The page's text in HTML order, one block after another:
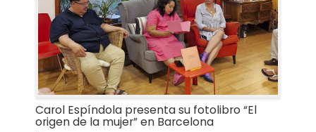
Carol Espíndola presenta su fotolibro “El
origen de la mujer” en Barcelona